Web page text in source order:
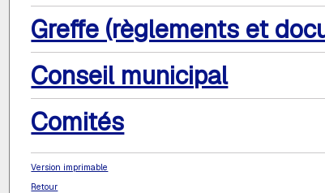
Greffe (règlements et
Conseil municipal
Comités
Version imprimable
Retour